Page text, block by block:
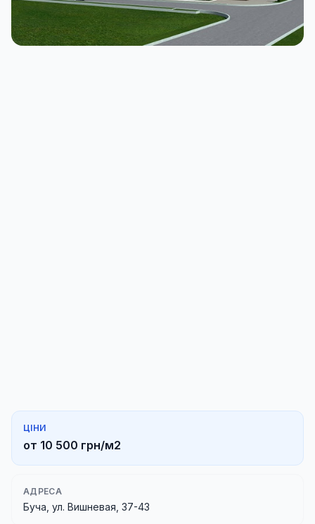
ЦІНИ
от 10 500 грн/м2
АДРЕСА
Буча, ул. Вишневая, 37-43